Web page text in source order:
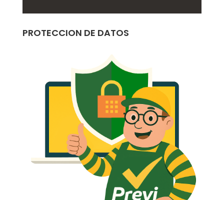
PROTECCION DE DATOS